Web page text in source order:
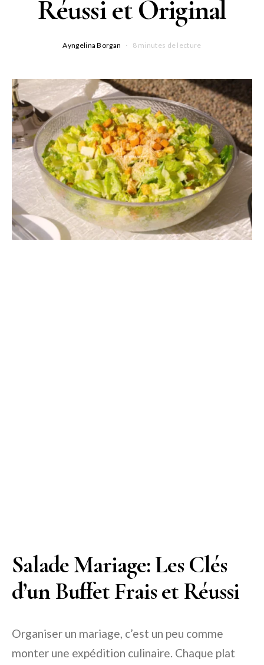
Réussi et Original
Ayngelina Borgan 8 minutes de lecture
Salade Mariage: Les Clés
d’un Buffet Frais et Réussi
Organiser un mariage, c’est un peu comme
monter une expédition culinaire. Chaque plat